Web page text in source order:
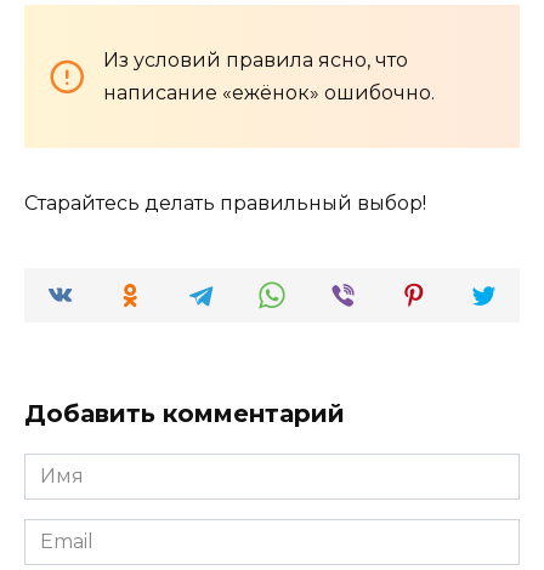
Из условий правила ясно, что
написание «ежёнок» ошибочно.
Старайтесь делать правильный выбор!
Добавить комментарий
Имя
*
Email
*